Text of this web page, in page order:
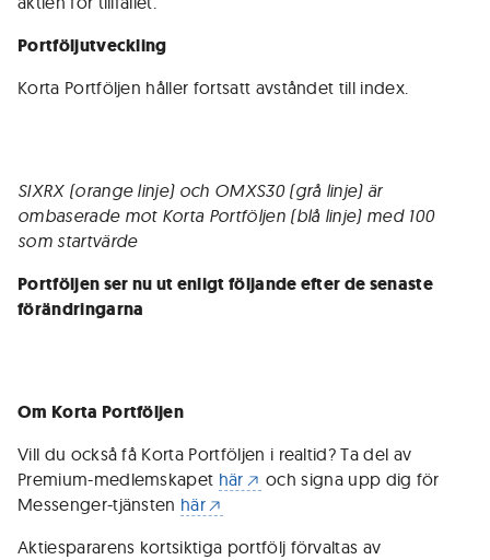
Portföljutveckling
Korta Portföljen håller fortsatt avståndet till index.
SIXRX (orange linje) och OMXS30 (grå linje) är
ombaserade mot Korta Portföljen (blå linje) med 100
som startvärde
Portföljen ser nu ut enligt följande efter de senaste
förändringarna
Om Korta Portföljen
Vill du också få Korta Portföljen i realtid? Ta del av
Premium-medlemskapet här
och signa upp dig för
Messenger-tjänsten här
Aktiespararens kortsiktiga portfölj förvaltas av